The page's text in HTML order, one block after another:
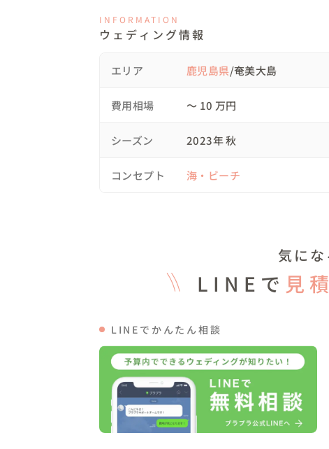
今回ご利用いただきました衣装・ブーケ・アク
ゃいました。
ださい！
初めて奄美大島へ旅行で来られる方々へ私た
お伝えすることも可能です！
安心してご旅行も楽しんでください。
INFORMATION
ウェディング情報
エリア 鹿児島県/奄美大島
費用相場 〜 10 万円
シーズン 2023年 秋
コンセプト 海・ビーチ
気に
LINEで 見
LINEでかんたん相談